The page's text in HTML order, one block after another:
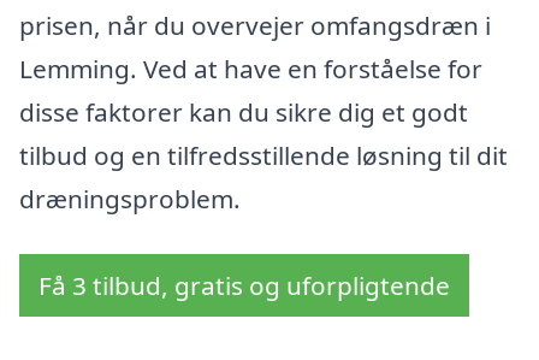
prisen, når du overvejer omfangsdræn i
Lemming. Ved at have en forståelse for
disse faktorer kan du sikre dig et godt
tilbud og en tilfredsstillende løsning til dit
dræningsproblem.
Få 3 tilbud, gratis og uforpligtende